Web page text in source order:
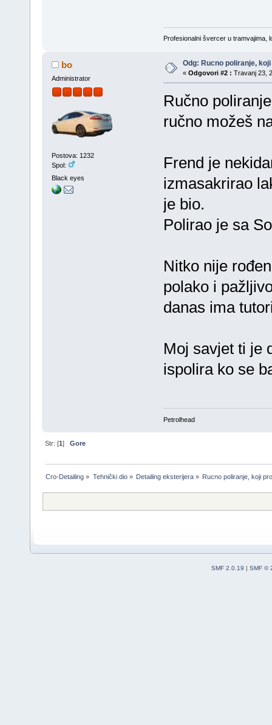
Profesionalni švercer u tramvajima,
bo
Administrator
Postova: 1232
Spol:
Black eyes
Odg: Rucno poliranje,
« Odgovori #2 : Travanj 23,
Ručno
ručno možeš
Frend je
izmasakrirao
je bio.
Polirao je sa
Nitko nije
polako i
danas ima
Moj savjet ti je
ispolira ko se
Petrolhead
Str: [1]Gore
Cro-Detailing » Tehnički dio» Detailing eksterijera» Rucno poliranje, koji
SMF 2.0.19 | SMF ©